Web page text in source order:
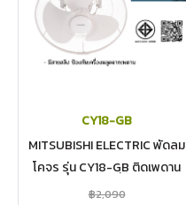
CY18-GB
MITSUBISHI ELECTRIC พัดลม
โคจร รุ่น CY18-GฺB ติดเพดาน
ส่ายรอบตัว ใบพัด 18 นิ้ว
฿2,090